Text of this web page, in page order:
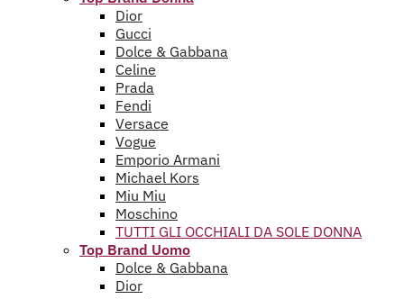
Dior
Gucci
Dolce & Gabbana
Celine
Prada
Fendi
Versace
Vogue
Emporio Armani
Michael Kors
Miu Miu
Moschino
TUTTI GLI OCCHIALI DA SOLE DONNA
Top Brand Uomo
Dolce & Gabbana
Dior